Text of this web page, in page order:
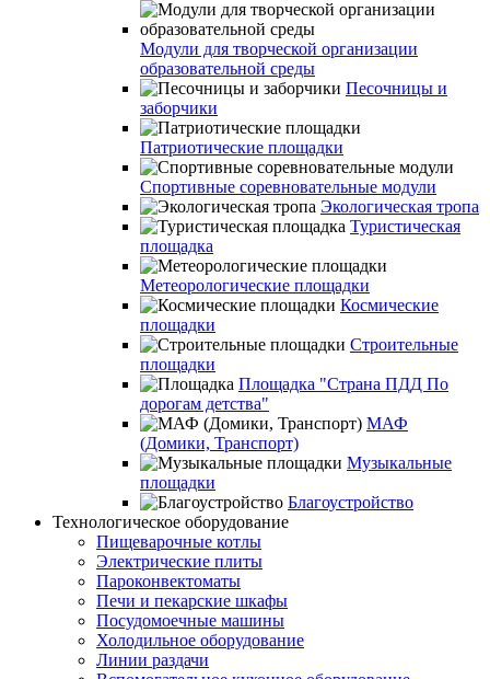
Модули для творческой организации
образовательной среды
Песочницы и
заборчики
Патриотические площадки
Спортивные соревновательные модули
Экологическая тропа
Туристическая
площадка
Метеорологические площадки
Космические
площадки
Строительные
площадки
Площадка "Страна ПДД По
дорогам детства"
МАФ
(Домики, Транспорт)
Музыкальные
площадки
Благоустройство
Технологическое оборудование
Пищеварочные котлы
Электрические плиты
Пароконвектоматы
Печи и пекарские шкафы
Посудомоечные машины
Холодильное оборудование
Линии раздачи